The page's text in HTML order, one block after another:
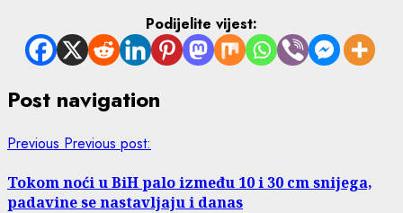
Podijelite vijest:
Post navigation
Previous Previous post:
Tokom noći u BiH palo između 10 i 30 cm snijega,
padavine se nastavljaju i danas